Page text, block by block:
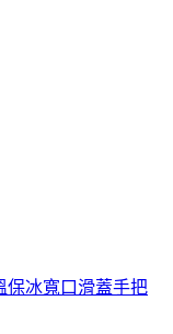
冰寬口滑蓋手把